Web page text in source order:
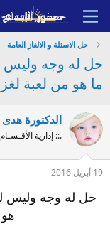
حل الاسئلة و الالغاز العامة
حل له وجه وليس
ما هو من لعبة
الدكتورة هدى
.:: إدارية
19 أبريل 2016
حل له وجه وليس